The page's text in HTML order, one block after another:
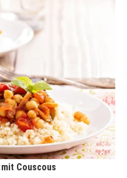
Couscous